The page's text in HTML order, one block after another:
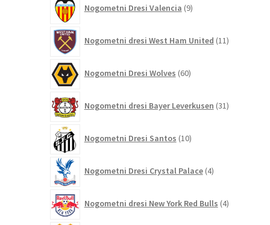
Nogometni Dresi Valencia 9izdelkov
Nogometni dresi West Ham United 11izdelkov
Nogometni Dresi Wolves 60izdelkov
Nogometni dresi Bayer Leverkusen 31izdelkov
Nogometni Dresi Santos 10izdelkov
Nogometni Dresi Crystal Palace 4izdelki
Nogometni dresi New York Red Bulls 4izdelki